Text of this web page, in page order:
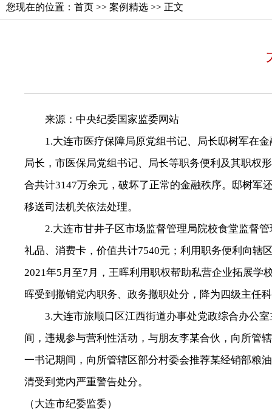
您现在的位置： 首页 >> 案例精选 >> 正文
来源：中央纪委国家监委网站
1.大连市医疗保障局原党组书记、局长邸树军在金
局长，市医保局党组书记、局长等职务便利及其职权
合共计3147万余元，破坏了正常的金融秩序。邸树军
移送司法机关依法处理。
2.大连市甘井子区市场监督管理局院校食堂监督管
礼品、消费卡，价值共计7540元；利用职务便利向辖
2021年5月至7月，王晖利用职权帮助私营企业拓展学
晖受到撤销党内职务、政务撤职处分，降为四级主任
3.大连市旅顺口区江西街道办事处党政综合办公室
间，违规参与营利性活动，与朋友李某合伙，向所管
一书记期间，向所管辖区部分村委会推荐某经销部粮
清受到党内严重警告处分。
（大连市纪委监委）